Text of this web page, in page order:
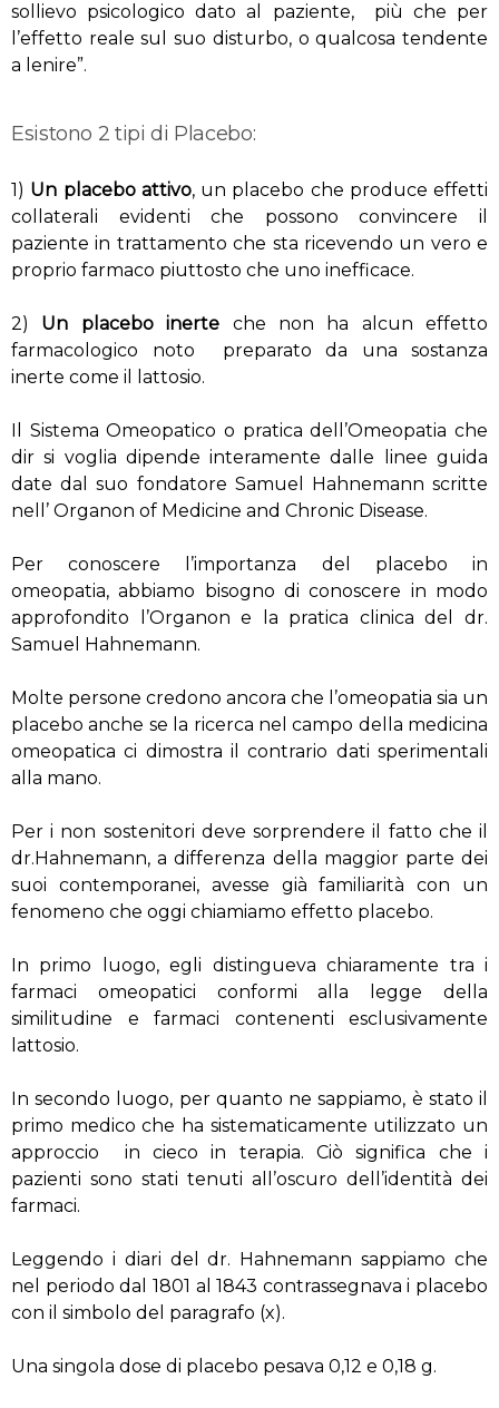
sollievo psicologico dato al paziente, più che per
l’effetto reale sul suo disturbo, o qualcosa tendente
a lenire”.
Esistono 2 tipi di Placebo:
1) Un placebo attivo, un placebo che produce effetti
collaterali evidenti che possono convincere il
paziente in trattamento che sta ricevendo un vero e
proprio farmaco piuttosto che uno inefficace.
2) Un placebo inerte che non ha alcun effetto
farmacologico noto preparato da una sostanza
inerte come il lattosio.
Il Sistema Omeopatico o pratica dell’Omeopatia che
dir si voglia dipende interamente dalle linee guida
date dal suo fondatore Samuel Hahnemann scritte
nell’ Organon of Medicine and Chronic Disease.
Per conoscere l’importanza del placebo in
omeopatia, abbiamo bisogno di conoscere in modo
approfondito l’Organon e la pratica clinica del dr.
Samuel Hahnemann.
Molte persone credono ancora che l’omeopatia sia un
placebo anche se la ricerca nel campo della medicina
omeopatica ci dimostra il contrario dati sperimentali
alla mano.
Per i non sostenitori deve sorprendere il fatto che il
dr.Hahnemann, a differenza della maggior parte dei
suoi contemporanei, avesse già familiarità con un
fenomeno che oggi chiamiamo effetto placebo.
In primo luogo, egli distingueva chiaramente tra i
farmaci omeopatici conformi alla legge della
similitudine e farmaci contenenti esclusivamente
lattosio.
In secondo luogo, per quanto ne sappiamo, è stato il
primo medico che ha sistematicamente utilizzato un
approccio in cieco in terapia. Ciò significa che i
pazienti sono stati tenuti all’oscuro dell’identità dei
farmaci.
Leggendo i diari del dr. Hahnemann sappiamo che
nel periodo dal 1801 al 1843 contrassegnava i placebo
con il simbolo del paragrafo (x).
Una singola dose di placebo pesava 0,12 e 0,18 g.